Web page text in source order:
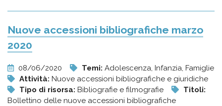
Nuove accessioni bibliografiche marzo
2020
08/06/2020 Temi: Adolescenza, Infanzia, Famiglie
Attività: Nuove accessioni bibliografiche e giuridiche
Tipo di risorsa: Bibliografie e filmografie
Titoli:
Bollettino delle nuove accessioni bibliografiche